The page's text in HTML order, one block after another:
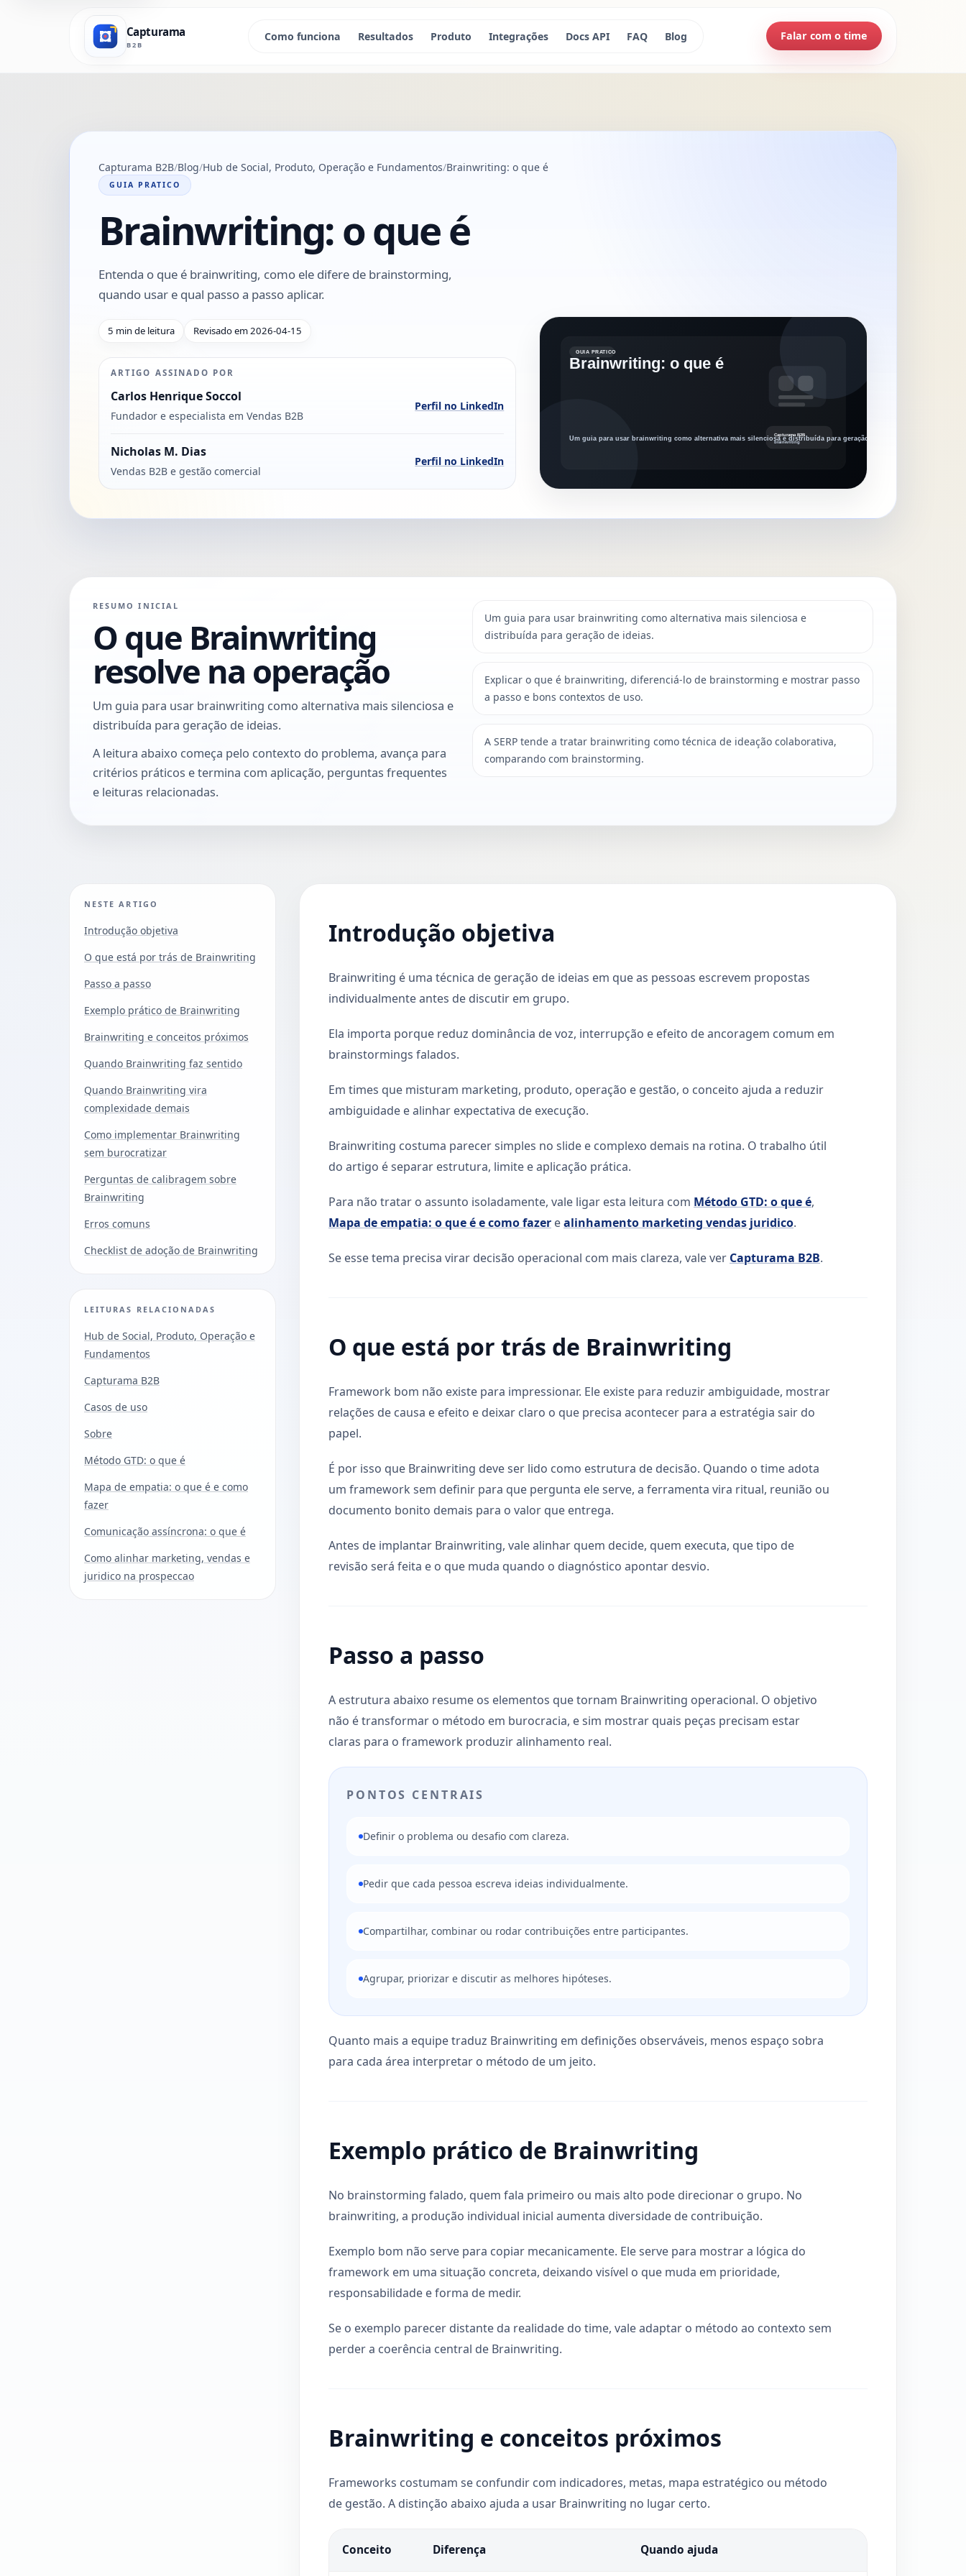
Capturama
B2B
Como funciona Resultados Produto Integrações Docs API FAQ Blog Falar com o time
Capturama B2B Blog Hub de Social, Produto, Operação e Fundamentos Brainwriting: o que é
GUIA PRATICO
Brainwriting: o que é
Entenda o que é brainwriting, como ele difere de brainstorming,
quando usar e qual passo a passo aplicar.
5 min de leitura Revisado em 2026-04-15
ARTIGO ASSINADO POR
Carlos Henrique Soccol
Fundador e especialista em Vendas B2B
Perfil no LinkedIn
Nicholas M. Dias
Vendas B2B e gestão comercial
Perfil no LinkedIn
RESUMO INICIAL
O que Brainwriting
resolve na operação
Um guia para usar brainwriting como alternativa mais silenciosa e
distribuída para geração de ideias.
A leitura abaixo começa pelo contexto do problema, avança para
critérios práticos e termina com aplicação, perguntas frequentes
e leituras relacionadas.
Um guia para usar brainwriting como alternativa mais silenciosa e
distribuída para geração de ideias.
Explicar o que é brainwriting, diferenciá-lo de brainstorming e mostrar passo
a passo e bons contextos de uso.
A SERP tende a tratar brainwriting como técnica de ideação colaborativa,
comparando com brainstorming.
NESTE ARTIGO
Introdução objetiva
O que está por trás de Brainwriting
Passo a passo
Exemplo prático de Brainwriting
Brainwriting e conceitos próximos
Quando Brainwriting faz sentido
Quando Brainwriting vira
complexidade demais
Como implementar Brainwriting
sem burocratizar
Perguntas de calibragem sobre
Brainwriting
Erros comuns
Checklist de adoção de Brainwriting
LEITURAS RELACIONADAS
Hub de Social, Produto, Operação e
Fundamentos
Capturama B2B
Casos de uso
Sobre
Método GTD: o que é
Mapa de empatia: o que é e como
fazer
Comunicação assíncrona: o que é
Como alinhar marketing, vendas e
juridico na prospeccao
Introdução objetiva
Brainwriting é uma técnica de geração de ideias em que as pessoas escrevem propostas
individualmente antes de discutir em grupo.
Ela importa porque reduz dominância de voz, interrupção e efeito de ancoragem comum em
brainstormings falados.
Em times que misturam marketing, produto, operação e gestão, o conceito ajuda a reduzir
ambiguidade e alinhar expectativa de execução.
Brainwriting costuma parecer simples no slide e complexo demais na rotina. O trabalho útil
do artigo é separar estrutura, limite e aplicação prática.
Para não tratar o assunto isoladamente, vale ligar esta leitura com Método GTD: o que é,
Mapa de empatia: o que é e como fazer ealinhamento marketing vendas juridico.
Se esse tema precisa virar decisão operacional com mais clareza, vale ver Capturama B2B.
O que está por trás de Brainwriting
Framework bom não existe para impressionar. Ele existe para reduzir ambiguidade, mostrar
relações de causa e efeito e deixar claro o que precisa acontecer para a estratégia sair do
papel.
É por isso que Brainwriting deve ser lido como estrutura de decisão. Quando o time adota
um framework sem definir para que pergunta ele serve, a ferramenta vira ritual, reunião ou
documento bonito demais para o valor que entrega.
Antes de implantar Brainwriting, vale alinhar quem decide, quem executa, que tipo de
revisão será feita e o que muda quando o diagnóstico apontar desvio.
Passo a passo
A estrutura abaixo resume os elementos que tornam Brainwriting operacional. O objetivo
não é transformar o método em burocracia, e sim mostrar quais peças precisam estar
claras para o framework produzir alinhamento real.
PONTOS CENTRAIS
Definir o problema ou desafio com clareza.
Pedir que cada pessoa escreva ideias individualmente.
Compartilhar, combinar ou rodar contribuições entre participantes.
Agrupar, priorizar e discutir as melhores hipóteses.
Quanto mais a equipe traduz Brainwriting em definições observáveis, menos espaço sobra
para cada área interpretar o método de um jeito.
Exemplo prático de Brainwriting
No brainstorming falado, quem fala primeiro ou mais alto pode direcionar o grupo. No
brainwriting, a produção individual inicial aumenta diversidade de contribuição.
Exemplo bom não serve para copiar mecanicamente. Ele serve para mostrar a lógica do
framework em uma situação concreta, deixando visível o que muda em prioridade,
responsabilidade e forma de medir.
Se o exemplo parecer distante da realidade do time, vale adaptar o método ao contexto sem
perder a coerência central de Brainwriting.
Brainwriting e conceitos próximos
Frameworks costumam se confundir com indicadores, metas, mapa estratégico ou método
de gestão. A distinção abaixo ajuda a usar Brainwriting no lugar certo.
Conceito Diferença Quando ajuda